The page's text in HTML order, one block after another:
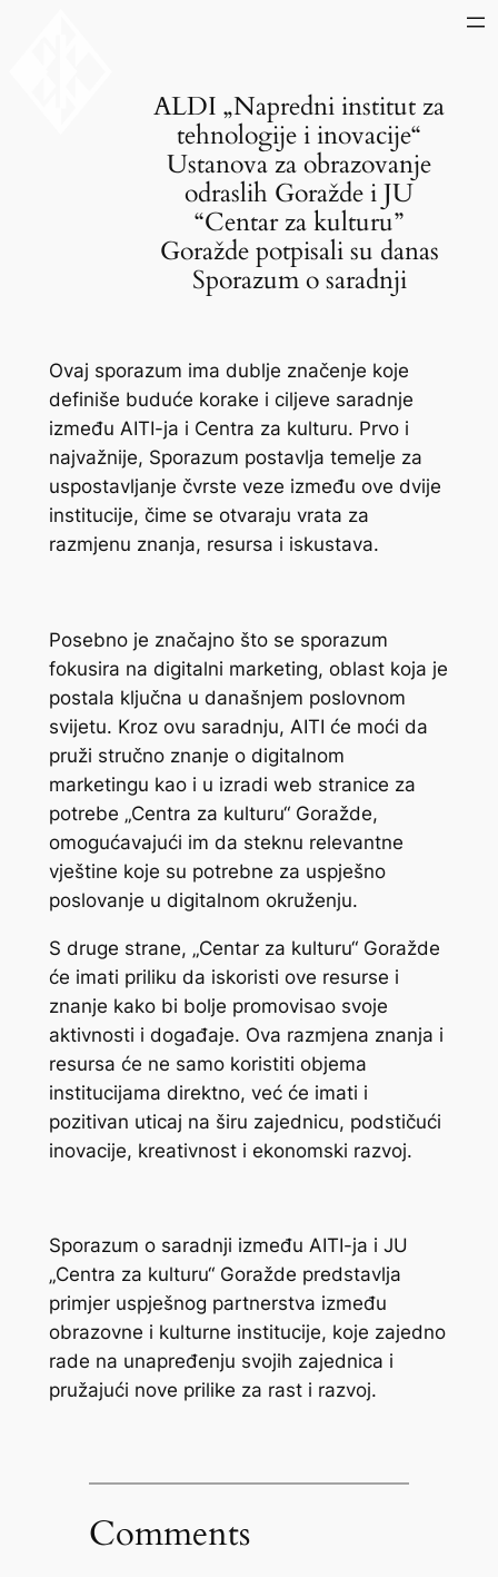
ALDI „Napredni institut za
tehnologije i inovacije“
Ustanova za obrazovanje
odraslih Goražde i JU
“Centar za kulturu”
Goražde potpisali su danas
Sporazum o saradnji
Ovaj sporazum ima dublje značenje koje
definiše buduće korake i ciljeve saradnje
između AITI-ja i Centra za kulturu. Prvo i
najvažnije, Sporazum postavlja temelje za
uspostavljanje čvrste veze između ove dvije
institucije, čime se otvaraju vrata za
razmjenu znanja, resursa i iskustava.
Posebno je značajno što se sporazum
fokusira na digitalni marketing, oblast koja je
postala ključna u današnjem poslovnom
svijetu. Kroz ovu saradnju, AITI će moći da
pruži stručno znanje o digitalnom
marketingu kao i u izradi web stranice za
potrebe „Centra za kulturu“ Goražde,
omogućavajući im da steknu relevantne
vještine koje su potrebne za uspješno
poslovanje u digitalnom okruženju.
S druge strane, „Centar za kulturu“ Goražde
će imati priliku da iskoristi ove resurse i
znanje kako bi bolje promovisao svoje
aktivnosti i događaje. Ova razmjena znanja i
resursa će ne samo koristiti objema
institucijama direktno, već će imati i
pozitivan uticaj na širu zajednicu, podstičući
inovacije, kreativnost i ekonomski razvoj.
Sporazum o saradnji između AITI-ja i JU
„Centra za kulturu“ Goražde predstavlja
primjer uspješnog partnerstva između
obrazovne i kulturne institucije, koje zajedno
rade na unapređenju svojih zajednica i
pružajući nove prilike za rast i razvoj.
Comments